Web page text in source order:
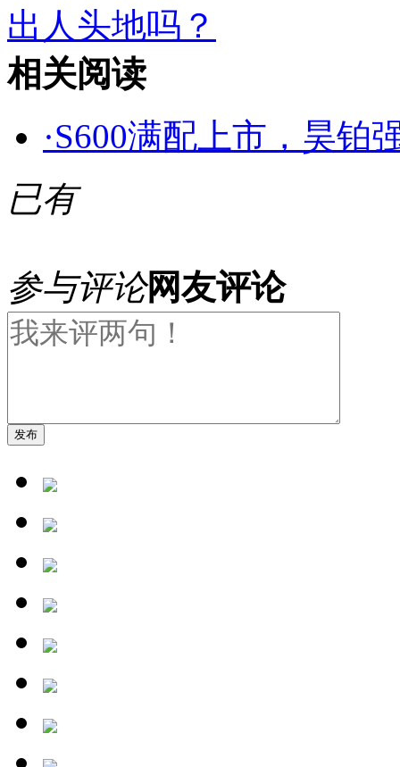
出人头地吗？
相关阅读
·S600满配上市，昊铂
已有
参与评论网友评论